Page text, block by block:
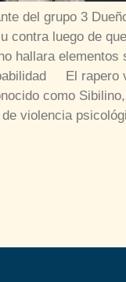
del grupo 3
contra luego de
hallara elementos
El rapero
como
violencia